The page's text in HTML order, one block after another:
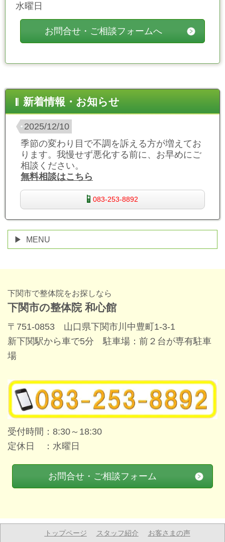
水曜日
お問合せ・ご相談フォームへ
新着情報・お知らせ
2025/12/10
季節の変わり目で不調を訴える方が増えてお
ります。我慢せず悪化する前に、お早めにご
相談ください。
無料相談はこちら
083-253-8892
MENU
下関市で整体院をお探しなら
下関市の整体院 和心館
〒751-0853 山口県下関市川中豊町1-3-1
新下関駅から車で5分 駐車場：前２台が専有駐車
場
受付時間：8:30～18:30
定休日 ：水曜日
お問合せ・ご相談フォーム
トップページ スタッフ紹介 お客さまの声